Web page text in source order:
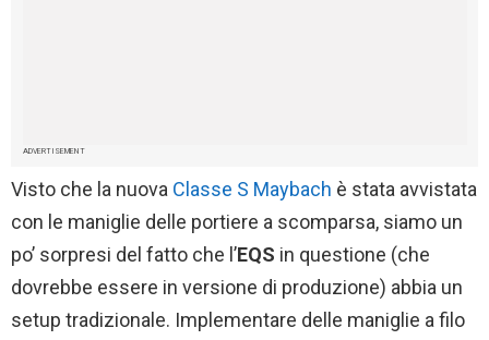
ADVERTISEMENT
Visto che la nuova Classe S Maybach è stata avvistata
con le maniglie delle portiere a scomparsa, siamo un
po’ sorpresi del fatto che l’EQS in questione (che
dovrebbe essere in versione di produzione) abbia un
setup tradizionale. Implementare delle maniglie a filo